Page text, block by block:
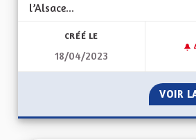
l’Alsace...
CRÉÉ LE
18/04/2023
VOIR